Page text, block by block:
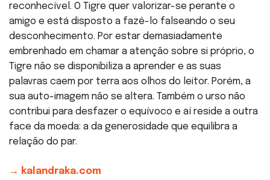
reconhecível. O Tigre quer valorizar-se perante o
amigo e está disposto a fazê-lo falseando o seu
desconhecimento. Por estar demasiadamente
embrenhado em chamar a atenção sobre si próprio, o
Tigre não se disponibiliza a aprender e as suas
palavras caem por terra aos olhos do leitor. Porém, a
sua auto-imagem não se altera. Também o urso não
contribui para desfazer o equívoco e aí reside a outra
face da moeda: a da generosidade que equilibra a
relação do par.
→ kalandraka.com